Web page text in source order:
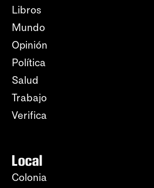
Libros
Mundo
Opinión
Política
Salud
Trabajo
Verifica
Local
Colonia